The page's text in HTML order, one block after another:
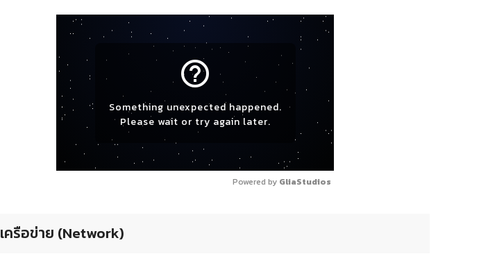
help_outline
Something unexpected happened.
Please wait or try again later.
Powered by GliaStudios
เครือข่าย (Network)